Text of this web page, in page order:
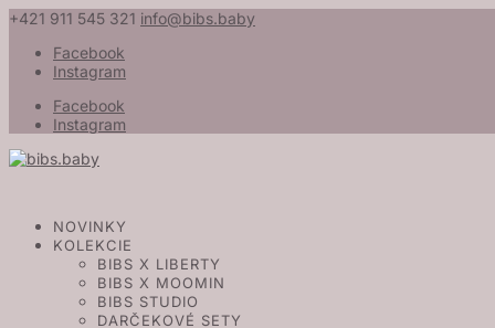
+421 911 545 321 info@bibs.baby
Facebook
Instagram
Facebook
Instagram
NOVINKY
KOLEKCIE
BIBS X LIBERTY
BIBS X MOOMIN
BIBS STUDIO
DARČEKOVÉ SETY